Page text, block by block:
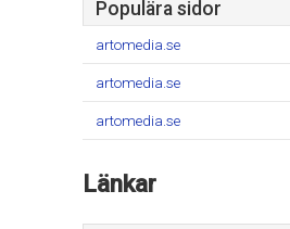
Populära sidor
artomedia.se
artomedia.se
artomedia.se
Länkar